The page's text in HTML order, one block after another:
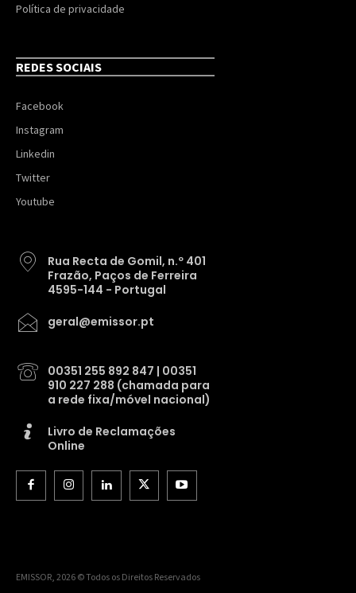
Política de privacidade
REDES SOCIAIS
Facebook
Instagram
Linkedin
Twitter
Youtube
Rua Recta de Gomil, n.º 401
Frazão, Paços de Ferreira
4595-144 - Portugal
geral@emissor.pt
00351 255 892 847 | 00351
910 227 288 (chamada para
a rede fixa/móvel nacional)
Livro de Reclamações
Online
EMISSOR, 2026 © Todos os Direitos Reservados